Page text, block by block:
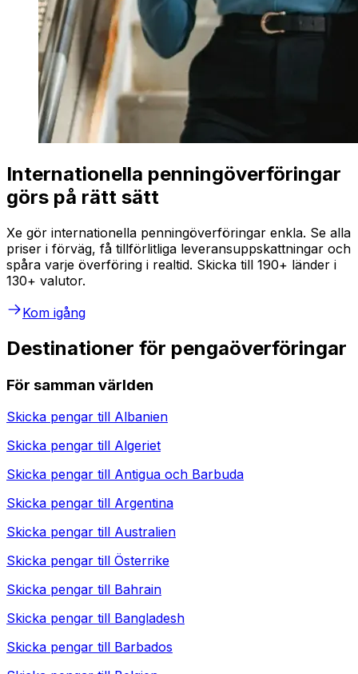
Internationella penningöverföringar
görs på rätt sätt
Xe gör internationella penningöverföringar enkla. Se alla
priser i förväg, få tillförlitliga leveransuppskattningar och
spåra varje överföring i realtid. Skicka till 190+ länder i
130+ valutor.
Kom igång
Destinationer för pengaöverföringar
För samman världen
Skicka pengar till Albanien
Skicka pengar till Algeriet
Skicka pengar till Antigua och Barbuda
Skicka pengar till Argentina
Skicka pengar till Australien
Skicka pengar till Österrike
Skicka pengar till Bahrain
Skicka pengar till Bangladesh
Skicka pengar till Barbados